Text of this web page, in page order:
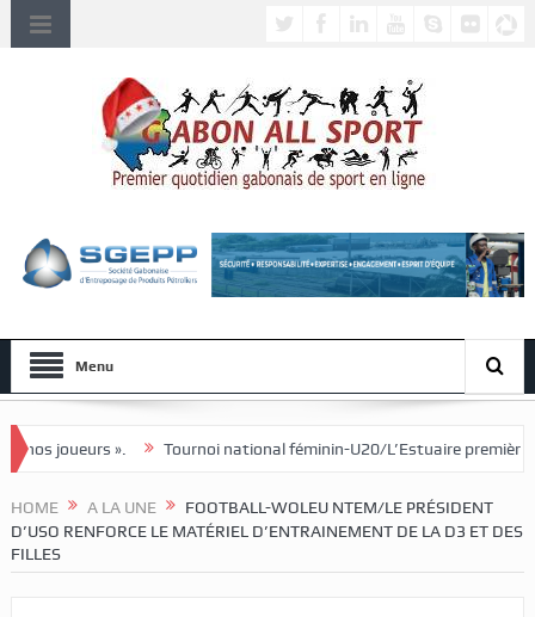
Menu
Tournoi national féminin-U20/L’Estuaire première équipe qualifiée
HOME A LA UNE
FOOTBALL-WOLEU NTEM/LE PRÉSIDENT
D’USO RENFORCE LE MATÉRIEL D’ENTRAINEMENT DE LA D3 ET DES
FILLES